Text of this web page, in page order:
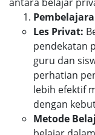
Les Privat:
pendekatan
guru dan
perhatian
lebih efektif
dengan
Metode